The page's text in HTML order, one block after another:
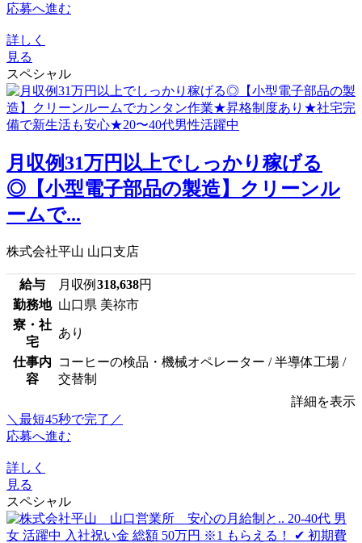
応募へ進む
詳しく
見る
スペシャル
月収例31万円以上でしっかり稼げる
◎【小型電子部品の製造】クリーンル
ームで...
株式会社平山 山口支店
給与 月収例 318,638円
勤務地 山口県 美祢市
寮・社
宅
あり
仕事内
容
コーヒーの検品・機械オペレーター / 半導体工場 /
交替制
詳細を表示
＼最短45秒で完了／
応募へ進む
詳しく
見る
スペシャル